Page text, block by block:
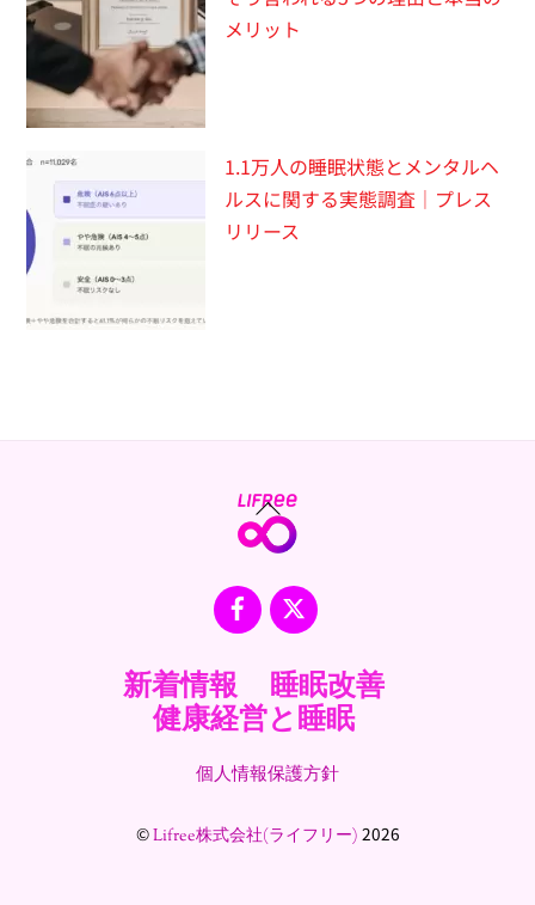
メリット
1.1万人の睡眠状態とメンタルヘ
ルスに関する実態調査｜プレス
リリース
Back
To
Facebook
X
新着情報
睡眠改善
健康経営と睡眠
個人情報保護方針
©Lifree株式会社(ライフリー) 2026